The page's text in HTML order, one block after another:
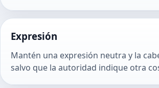
Expresión
Mantén una expresión neutra y la
salvo que la autoridad indique otra